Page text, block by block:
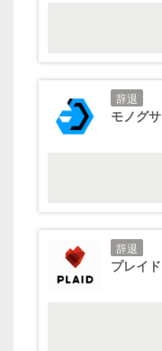
辞退
モノグサ
辞退
プレイド